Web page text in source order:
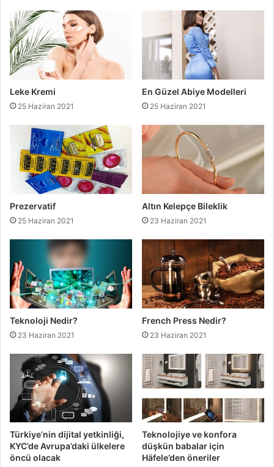
Leke Kremi
25 Haziran 2021
En Güzel Abiye Modelleri
25 Haziran 2021
Prezervatif
25 Haziran 2021
Altın Kelepçe Bileklik
23 Haziran 2021
Teknoloji Nedir?
23 Haziran 2021
French Press Nedir?
23 Haziran 2021
Türkiye’nin dijital yetkinliği,
KYC’de Avrupa’daki ülkelere
öncü olacak
Teknolojiye ve konfora
düşkün babalar için
Häfele’den öneriler